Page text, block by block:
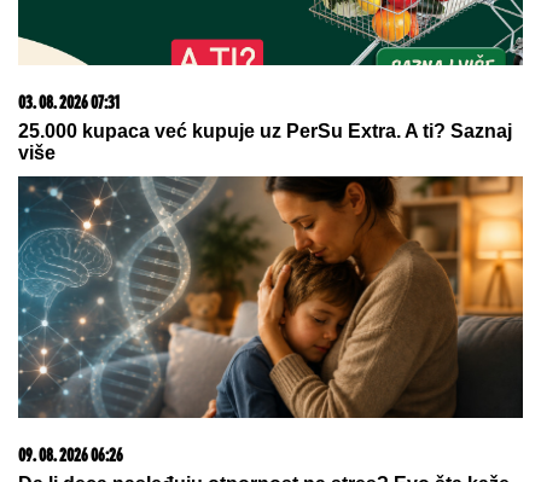
20. 07. 2026 08:04
REGISTRUJ SE UZ PROMO KOD CASINO Preuzmi
1500 BESPLATNIH SPINOVA